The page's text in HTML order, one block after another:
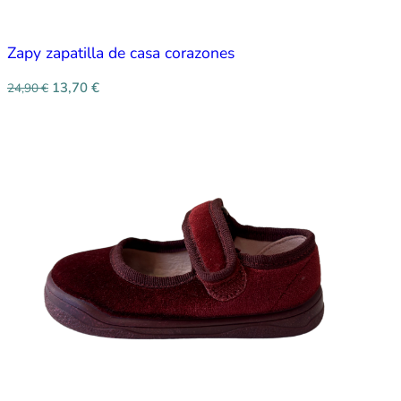
Zapy zapatilla de casa corazones
24,90€ 13,70 €